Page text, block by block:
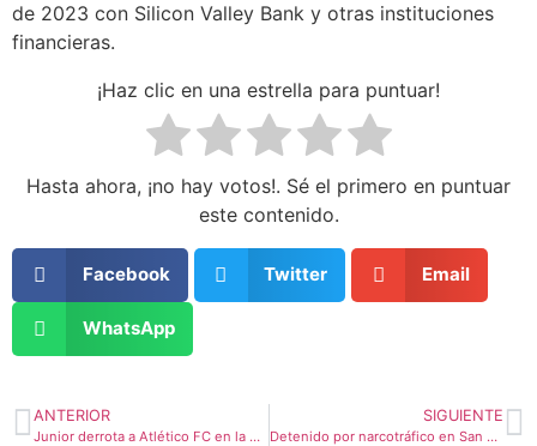
de 2023 con Silicon Valley Bank y otras instituciones
financieras.
¡Haz clic en una estrella para puntuar!
Hasta ahora, ¡no hay votos!. Sé el primero en puntuar
este contenido.
Facebook Twitter Email
WhatsApp
ANTERIOR
Junior derrota a Atlético FC en la Copa Colombia con doblete de Javier Báez
SIGUIENTE
Detenido por narcotráfico en San Martín de Loba, capturado por tercera vez